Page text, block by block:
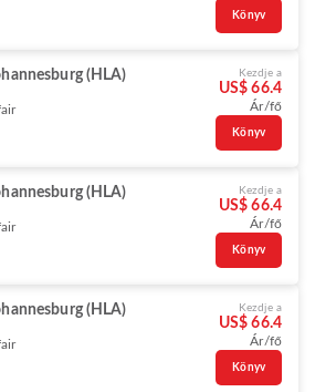
Könyv
(HLA) Kezdje a
US$ 66.4
Ár/fő
Könyv
(HLA) Kezdje a
US$ 66.4
Ár/fő
Könyv
(HLA) Kezdje a
US$ 66.4
Ár/fő
Könyv